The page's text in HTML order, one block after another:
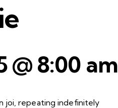
@ 8:00 am
joi, repeating indefinitely